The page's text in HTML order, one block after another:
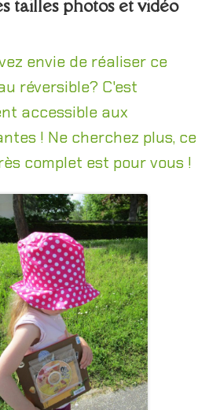
tailles photos et vidéo
envie de réaliser ce
réversible? C'est
accessible aux
! Ne cherchez plus, ce
complet est pour vous !